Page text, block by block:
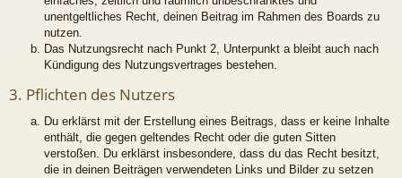
unentgeltliches Recht, deinen Beitrag im Rahmen des Boards zu
nutzen.
Das Nutzungsrecht nach Punkt 2, Unterpunkt a bleibt auch nach
Kündigung des Nutzungsvertrages bestehen.
3. Pflichten des Nutzers
Du erklärst mit der Erstellung eines Beitrags, dass er keine Inhalte
enthält, die gegen geltendes Recht oder die guten Sitten
verstoßen. Du erklärst insbesondere, dass du das Recht besitzt,
die in deinen Beiträgen verwendeten Links und Bilder zu setzen